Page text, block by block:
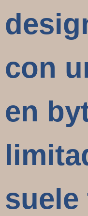
con
en
suele